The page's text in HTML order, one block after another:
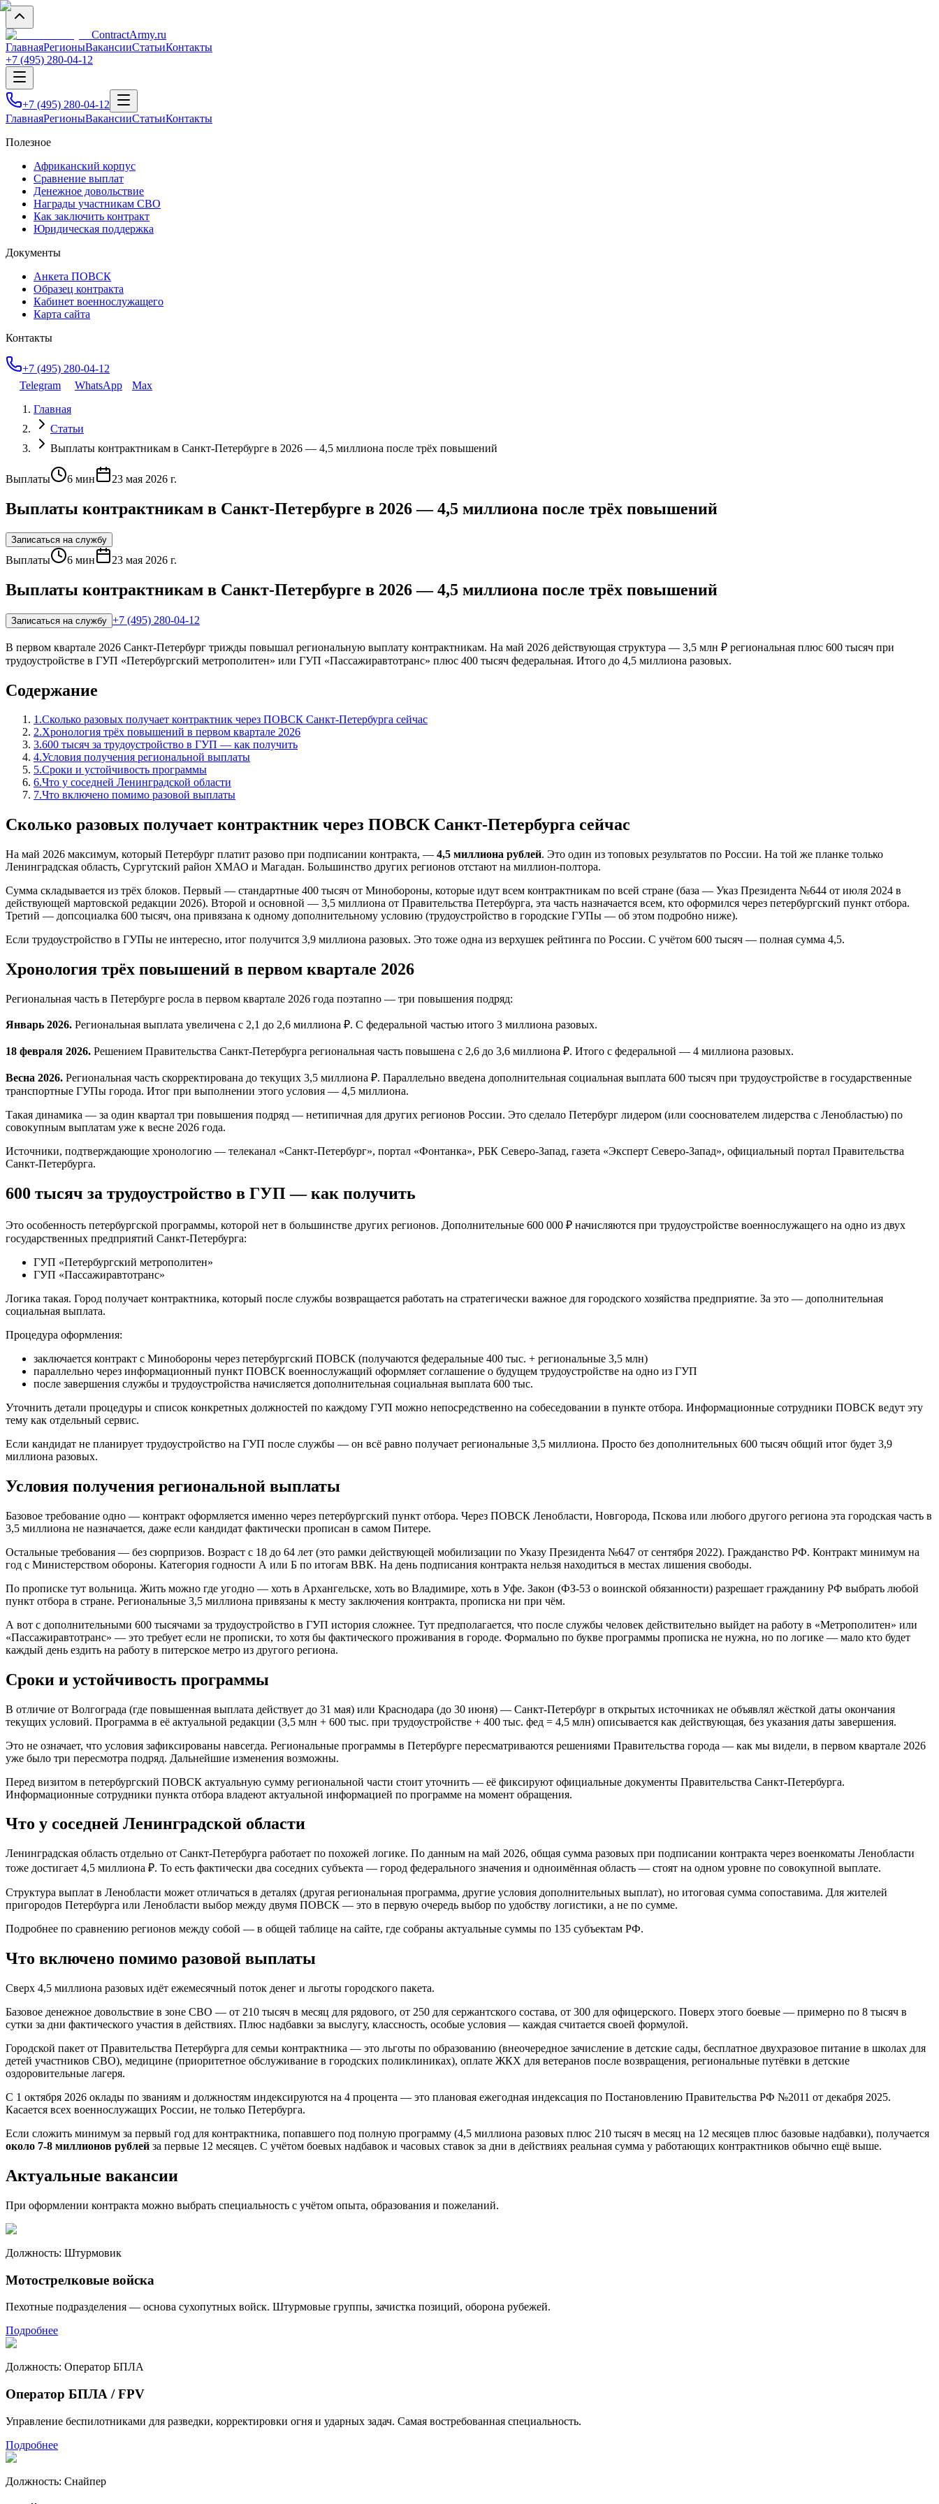
ContractArmy.ru
ГлавнаяРегионыВакансииСтатьиКонтакты
+7 (495) 280-04-12
+7 (495) 280-04-12
ГлавнаяРегионыВакансииСтатьиКонтакты
Полезное
Африканский корпус
Сравнение выплат
Денежное довольствие
Награды участникам СВО
Как заключить контракт
Юридическая поддержка
Документы
Анкета ПОВСК
Образец контракта
Кабинет военнослужащего
Карта сайта
Контакты
+7 (495) 280-04-12
Telegram
WhatsApp
Max
Главная
Статьи
Выплаты контрактникам в Санкт-Петербурге в 2026 — 4,5 миллиона после трёх повышений
Выплаты 6 мин 23 мая 2026 г.
Выплаты контрактникам в Санкт-Петербурге в 2026 — 4,5 миллиона после трёх повышений
Записаться на службу
Выплаты 6 мин 23 мая 2026 г.
Выплаты контрактникам в Санкт-Петербурге в 2026 — 4,5 миллиона после трёх повышений
Записаться на службу +7 (495) 280-04-12
В первом квартале 2026 Санкт-Петербург трижды повышал региональную выплату контрактникам. На май 2026 действующая структура — 3,5 млн ₽ региональная плюс 600 тысяч при
трудоустройстве в ГУП «Петербургский метрополитен» или ГУП «Пассажиравтотранс» плюс 400 тысяч федеральная. Итого до 4,5 миллиона разовых.
Содержание
1.Сколько разовых получает контрактник через ПОВСК Санкт-Петербурга сейчас
2.Хронология трёх повышений в первом квартале 2026
3.600 тысяч за трудоустройство в ГУП — как получить
4.Условия получения региональной выплаты
5.Сроки и устойчивость программы
6.Что у соседней Ленинградской области
7.Что включено помимо разовой выплаты
Сколько разовых получает контрактник через ПОВСК Санкт-Петербурга сейчас
На май 2026 максимум, который Петербург платит разово при подписании контракта, — 4,5 миллиона рублей. Это один из топовых результатов по России. На той же планке только
Ленинградская область, Сургутский район ХМАО и Магадан. Большинство других регионов отстают на миллион-полтора.
Сумма складывается из трёх блоков. Первый — стандартные 400 тысяч от Минобороны, которые идут всем контрактникам по всей стране (база — Указ Президента №644 от июля 2024 в
действующей мартовской редакции 2026). Второй и основной — 3,5 миллиона от Правительства Петербурга, эта часть назначается всем, кто оформился через петербургский пункт отбора.
Третий — допсоциалка 600 тысяч, она привязана к одному дополнительному условию (трудоустройство в городские ГУПы — об этом подробно ниже).
Если трудоустройство в ГУПы не интересно, итог получится 3,9 миллиона разовых. Это тоже одна из верхушек рейтинга по России. С учётом 600 тысяч — полная сумма 4,5.
Хронология трёх повышений в первом квартале 2026
Региональная часть в Петербурге росла в первом квартале 2026 года поэтапно — три повышения подряд:
Январь 2026. Региональная выплата увеличена с 2,1 до 2,6 миллиона ₽. С федеральной частью итого 3 миллиона разовых.
18 февраля 2026. Решением Правительства Санкт-Петербурга региональная часть повышена с 2,6 до 3,6 миллиона ₽. Итого с федеральной — 4 миллиона разовых.
Весна 2026. Региональная часть скорректирована до текущих 3,5 миллиона ₽. Параллельно введена дополнительная социальная выплата 600 тысяч при трудоустройстве в государственные
транспортные ГУПы города. Итог при выполнении этого условия — 4,5 миллиона.
Такая динамика — за один квартал три повышения подряд — нетипичная для других регионов России. Это сделало Петербург лидером (или сооснователем лидерства с Ленобластью) по
совокупным выплатам уже к весне 2026 года.
Источники, подтверждающие хронологию — телеканал «Санкт-Петербург», портал «Фонтанка», РБК Северо-Запад, газета «Эксперт Северо-Запад», официальный портал Правительства
Санкт-Петербурга.
600 тысяч за трудоустройство в ГУП — как получить
Это особенность петербургской программы, которой нет в большинстве других регионов. Дополнительные 600 000 ₽ начисляются при трудоустройстве военнослужащего на одно из двух
государственных предприятий Санкт-Петербурга:
ГУП «Петербургский метрополитен»
ГУП «Пассажиравтотранс»
Логика такая. Город получает контрактника, который после службы возвращается работать на стратегически важное для городского хозяйства предприятие. За это — дополнительная
социальная выплата.
Процедура оформления:
заключается контракт с Минобороны через петербургский ПОВСК (получаются федеральные 400 тыс. + региональные 3,5 млн)
параллельно через информационный пункт ПОВСК военнослужащий оформляет соглашение о будущем трудоустройстве на одно из ГУП
после завершения службы и трудоустройства начисляется дополнительная социальная выплата 600 тыс.
Уточнить детали процедуры и список конкретных должностей по каждому ГУП можно непосредственно на собеседовании в пункте отбора. Информационные сотрудники ПОВСК ведут эту
тему как отдельный сервис.
Если кандидат не планирует трудоустройство на ГУП после службы — он всё равно получает региональные 3,5 миллиона. Просто без дополнительных 600 тысяч общий итог будет 3,9
миллиона разовых.
Условия получения региональной выплаты
Базовое требование одно — контракт оформляется именно через петербургский пункт отбора. Через ПОВСК Ленобласти, Новгорода, Пскова или любого другого региона эта городская часть в
3,5 миллиона не назначается, даже если кандидат фактически прописан в самом Питере.
Остальные требования — без сюрпризов. Возраст с 18 до 64 лет (это рамки действующей мобилизации по Указу Президента №647 от сентября 2022). Гражданство РФ. Контракт минимум на
год с Министерством обороны. Категория годности А или Б по итогам ВВК. На день подписания контракта нельзя находиться в местах лишения свободы.
По прописке тут вольница. Жить можно где угодно — хоть в Архангельске, хоть во Владимире, хоть в Уфе. Закон (ФЗ-53 о воинской обязанности) разрешает гражданину РФ выбрать любой
пункт отбора в стране. Региональные 3,5 миллиона привязаны к месту заключения контракта, прописка ни при чём.
А вот с дополнительными 600 тысячами за трудоустройство в ГУП история сложнее. Тут предполагается, что после службы человек действительно выйдет на работу в «Метрополитен» или
«Пассажиравтотранс» — это требует если не прописки, то хотя бы фактического проживания в городе. Формально по букве программы прописка не нужна, но по логике — мало кто будет
каждый день ездить на работу в питерское метро из другого региона.
Сроки и устойчивость программы
В отличие от Волгограда (где повышенная выплата действует до 31 мая) или Краснодара (до 30 июня) — Санкт-Петербург в открытых источниках не объявлял жёсткой даты окончания
текущих условий. Программа в её актуальной редакции (3,5 млн + 600 тыс. при трудоустройстве + 400 тыс. фед = 4,5 млн) описывается как действующая, без указания даты завершения.
Это не означает, что условия зафиксированы навсегда. Региональные программы в Петербурге пересматриваются решениями Правительства города — как мы видели, в первом квартале 2026
уже было три пересмотра подряд. Дальнейшие изменения возможны.
Перед визитом в петербургский ПОВСК актуальную сумму региональной части стоит уточнить — её фиксируют официальные документы Правительства Санкт-Петербурга.
Информационные сотрудники пункта отбора владеют актуальной информацией по программе на момент обращения.
Что у соседней Ленинградской области
Ленинградская область отдельно от Санкт-Петербурга работает по похожей логике. По данным на май 2026, общая сумма разовых при подписании контракта через военкоматы Ленобласти
тоже достигает 4,5 миллиона ₽. То есть фактически два соседних субъекта — город федерального значения и одноимённая область — стоят на одном уровне по совокупной выплате.
Структура выплат в Ленобласти может отличаться в деталях (другая региональная программа, другие условия дополнительных выплат), но итоговая сумма сопоставима. Для жителей
пригородов Петербурга или Ленобласти выбор между двумя ПОВСК — это в первую очередь выбор по удобству логистики, а не по сумме.
Подробнее по сравнению регионов между собой — в общей таблице на сайте, где собраны актуальные суммы по 135 субъектам РФ.
Что включено помимо разовой выплаты
Сверх 4,5 миллиона разовых идёт ежемесячный поток денег и льготы городского пакета.
Базовое денежное довольствие в зоне СВО — от 210 тысяч в месяц для рядового, от 250 для сержантского состава, от 300 для офицерского. Поверх этого боевые — примерно по 8 тысяч в
сутки за дни фактического участия в действиях. Плюс надбавки за выслугу, классность, особые условия — каждая считается своей формулой.
Городской пакет от Правительства Петербурга для семьи контрактника — это льготы по образованию (внеочередное зачисление в детские сады, бесплатное двухразовое питание в школах для
детей участников СВО), медицине (приоритетное обслуживание в городских поликлиниках), оплате ЖКХ для ветеранов после возвращения, региональные путёвки в детские
оздоровительные лагеря.
С 1 октября 2026 оклады по званиям и должностям индексируются на 4 процента — это плановая ежегодная индексация по Постановлению Правительства РФ №2011 от декабря 2025.
Касается всех военнослужащих России, не только Петербурга.
Если сложить минимум за первый год для контрактника, попавшего под полную программу (4,5 миллиона разовых плюс 210 тысяч в месяц на 12 месяцев плюс базовые надбавки), получается
около 7-8 миллионов рублей за первые 12 месяцев. С учётом боевых надбавок и часовых ставок за дни в действиях реальная сумма у работающих контрактников обычно ещё выше.
Актуальные вакансии
При оформлении контракта можно выбрать специальность с учётом опыта, образования и пожеланий.
Должность: Штурмовик
Мотострелковые войска
Пехотные подразделения — основа сухопутных войск. Штурмовые группы, зачистка позиций, оборона рубежей.
Подробнее
Должность: Оператор БПЛА
Оператор БПЛА / FPV
Управление беспилотниками для разведки, корректировки огня и ударных задач. Самая востребованная специальность.
Подробнее
Должность: Снайпер